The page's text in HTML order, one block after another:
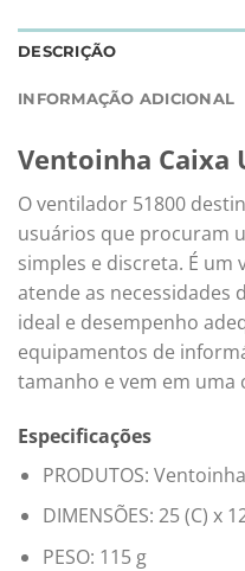
DESCRIÇÃO
INFORMAÇÃO ADICIONAL
Ventoinha Caixa
O ventilador 51800
usuários que procuram
simples e discreta. É
atende as necessidades
ideal e desempenho
equipamentos de
tamanho e vem em uma
Especificações
PRODUTOS:
DIMENSÕES: 25 (C) x
PESO: 115 g